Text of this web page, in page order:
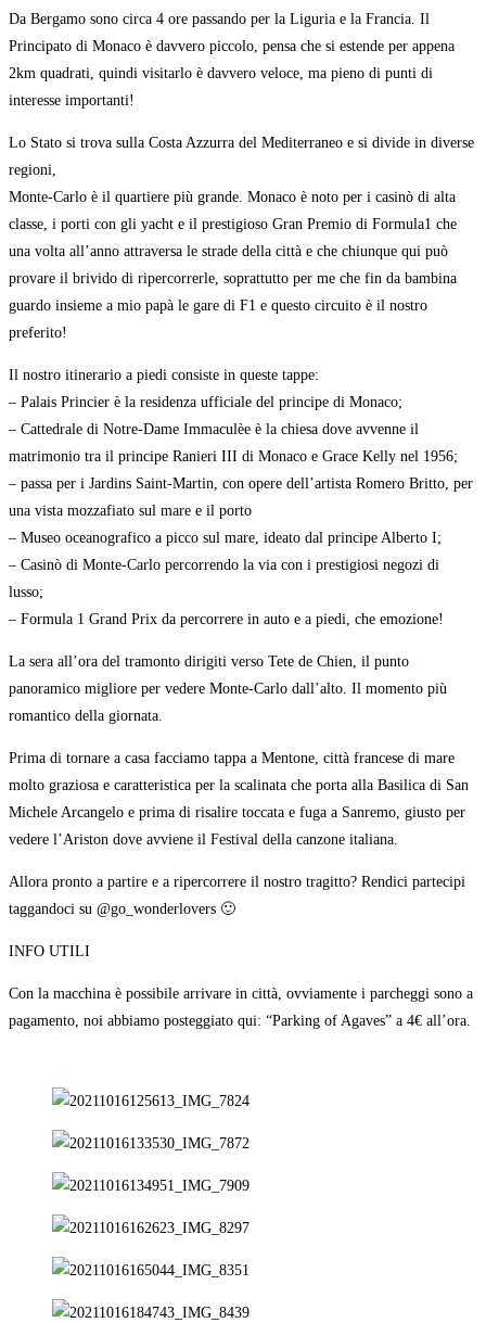
Da Bergamo sono circa 4 ore passando per la Liguria e la Francia. Il
Principato di Monaco è davvero piccolo, pensa che si estende per appena
2km quadrati, quindi visitarlo è davvero veloce, ma pieno di punti di
interesse importanti!
Lo Stato si trova sulla Costa Azzurra del Mediterraneo e si divide in diverse
regioni,
Monte-Carlo è il quartiere più grande. Monaco è noto per i casinò di alta
classe, i porti con gli yacht e il prestigioso Gran Premio di Formula1 che
una volta all’anno attraversa le strade della città e che chiunque qui può
provare il brivido di ripercorrerle, soprattutto per me che fin da bambina
guardo insieme a mio papà le gare di F1 e questo circuito è il nostro
preferito!
Il nostro itinerario a piedi consiste in queste tappe:
– Palais Princier è la residenza ufficiale del principe di Monaco;
– Cattedrale di Notre-Dame Immaculèe è la chiesa dove avvenne il
matrimonio tra il principe Ranieri III di Monaco e Grace Kelly nel 1956;
– passa per i Jardins Saint-Martin, con opere dell’artista Romero Britto, per
una vista mozzafiato sul mare e il porto
– Museo oceanografico a picco sul mare, ideato dal principe Alberto I;
– Casinò di Monte-Carlo percorrendo la via con i prestigiosi negozi di
lusso;
– Formula 1 Grand Prix da percorrere in auto e a piedi, che emozione!
La sera all’ora del tramonto dirigiti verso Tete de Chien, il punto
panoramico migliore per vedere Monte-Carlo dall’alto. Il momento più
romantico della giornata.
Prima di tornare a casa facciamo tappa a Mentone, città francese di mare
molto graziosa e caratteristica per la scalinata che porta alla Basilica di San
Michele Arcangelo e prima di risalire toccata e fuga a Sanremo, giusto per
vedere l’Ariston dove avviene il Festival della canzone italiana.
Allora pronto a partire e a ripercorrere il nostro tragitto? Rendici partecipi
taggandoci su @go_wonderlovers 🙂
INFO UTILI
Con la macchina è possibile arrivare in città, ovviamente i parcheggi sono a
pagamento, noi abbiamo posteggiato qui: “Parking of Agaves” a 4€ all’ora.